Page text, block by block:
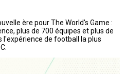
ère pour The World's Game :
plus de 700 équipes et plus de
l'expérience de football la plus